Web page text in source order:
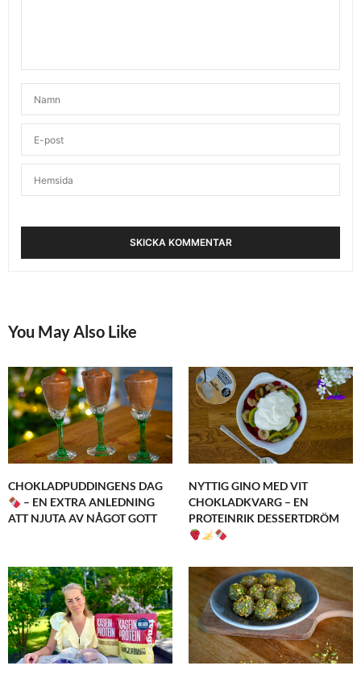
You May Also Like
CHOKLADPUDDINGENS DAG
– EN EXTRA ANLEDNING
ATT NJUTA AV NÅGOT GOTT
NYTTIG GINO MED VIT
CHOKLADKVARG – EN
PROTEINRIK DESSERTDRÖM